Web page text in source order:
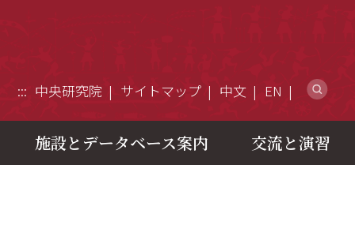
::: 中央研究院 サイトマップ 中文 EN
施設とデータベース案内 交流と演習